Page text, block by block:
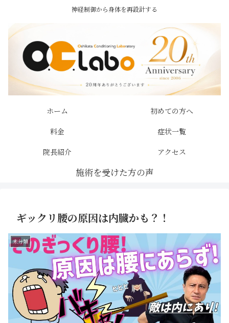
神経制御から身体を再設計する
ホーム
初めての方へ
料金
症状一覧
院長紹介
アクセス
ギックリ腰の原因は内臓かも？！
未分類